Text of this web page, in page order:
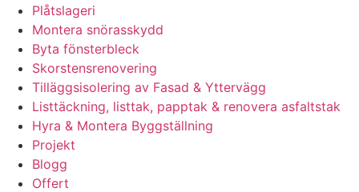
Plåtslageri
Montera snörasskydd
Byta fönsterbleck
Skorstensrenovering
Tilläggsisolering av Fasad & Yttervägg
Listtäckning, listtak, papptak & renovera asfaltstak
Hyra & Montera Byggställning
Projekt
Blogg
Offert